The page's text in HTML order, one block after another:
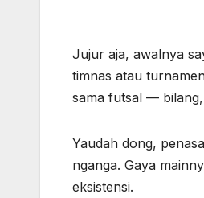
Jujur aja, awalnya
timnas atau
sama futsal —
Yaudah dong,
nganga. Gaya
eksistensi.